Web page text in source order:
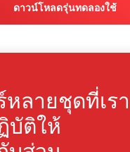
ดาวน์โหลดรุ่นทดลองใช้
ลายชุดที่เรา
บัติให้